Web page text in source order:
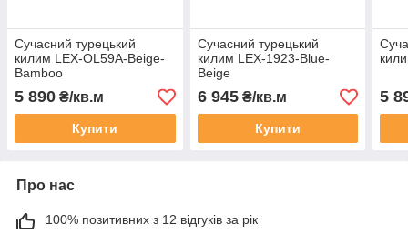
Сучасний турецький
килим LEX-OL59A-Beige-
Bamboo
5 890 ₴/кв.м
Купити
Сучасний турецький
килим LEX-1923-Blue-
Beige
6 945₴/кв.м
Купити
5
Про нас
100% позитивних з 12 відгуків за рік